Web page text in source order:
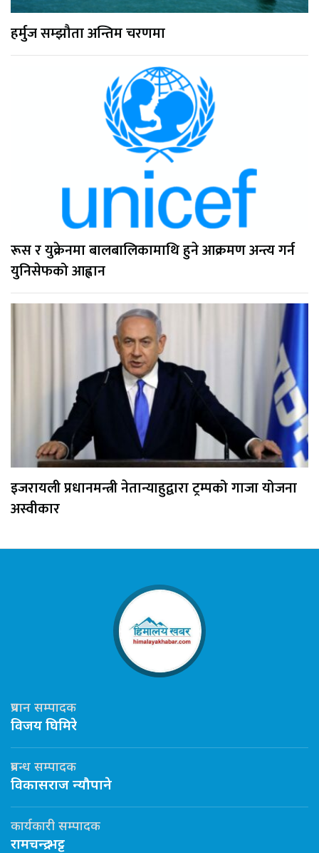
हर्मुज सम्झौता अन्तिम चरणमा
रूस र युक्रेनमा बालबालिकामाथि हुने आक्रमण अन्त्य गर्न
युनिसेफको आह्वान
इजरायली प्रधानमन्त्री नेतान्याहुद्वारा ट्रम्पको गाजा योजना
अस्वीकार
प्रधान सम्पादक
विजय घिमिरे
प्रबन्ध सम्पादक
विकासराज न्यौपाने
कार्यकारी सम्पादक
रामचन्द्र भट्ट